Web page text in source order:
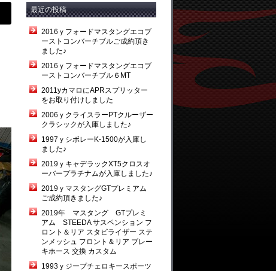
最近の投稿
2016ｙフォードマスタングエコブ
ーストコンバーチブルご成約頂き
ました♪
2016ｙフォードマスタングエコブ
ーストコンバーチブル６MT
2011yカマロにAPRスプリッター
をお取り付けしました
2006ｙクライスラーPTクルーザー
クラシックが入庫しました♪
1997ｙシボレーK-1500が入庫し
ました♪
2019ｙキャデラックXT5クロスオ
ーバープラチナムが入庫しました♪
2019ｙマスタングGTプレミアム
ご成約頂きました♪
2019年 マスタング GTプレミ
アム STEEDA サスペンション フ
ロント＆リア スタビライザー ステ
ンメッシュ フロント＆リア ブレー
キホース 交換 カスタム
1993ｙジープチェロキースポーツ